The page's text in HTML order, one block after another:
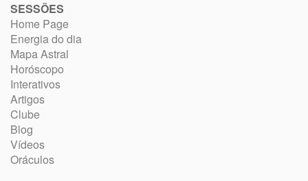
SESSÕES
Home Page
Energia do dia
Mapa Astral
Horóscopo
Interativos
Artigos
Clube
Blog
Vídeos
Oráculos